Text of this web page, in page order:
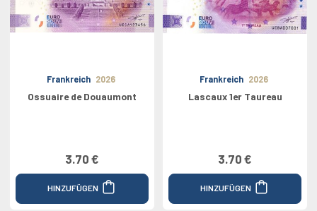
Frankreich 2026
Ossuaire de Douaumont
3.70 €
HINZUFÜGEN
Frankreich 2026
Lascaux 1er Taureau
3.70 €
HINZUFÜGEN